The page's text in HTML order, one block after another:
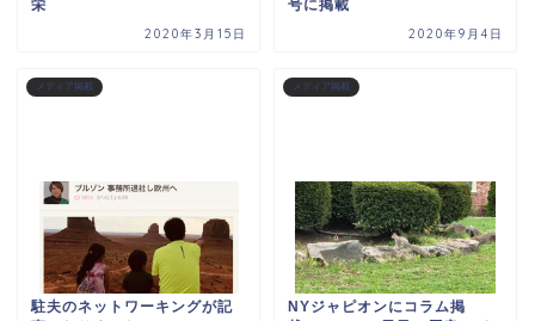
栄
2020年3月15日
号に掲載
2020年9月4日
メディア掲載
駐夫のネットワーキングが記
メディア掲載
NYジャピオンにコラム掲